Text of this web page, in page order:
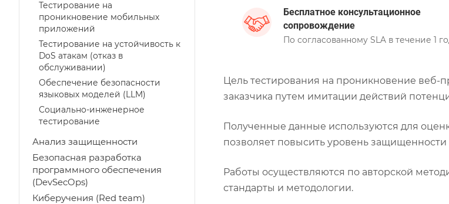
Бесплатное консультационное
сопровождение
По согласованному SLA в течение 1
Цель тестирования на проникновение
заказчика путем имитации действий
Полученные данные используются для
позволяет повысить уровень
Работы осуществляются по авторской
стандарты и методологии.
Тестирование на
проникновение мобильных
приложений
Тестирование на устойчивость к
DoS атакам (отказ в
обслуживании)
Обеспечение безопасности
языковых моделей (LLM)
Социально-инженерное
тестирование
Анализ защищенности
Безопасная разработка
программного обеспечения
(DevSecOps)
Киберучения (Red team)